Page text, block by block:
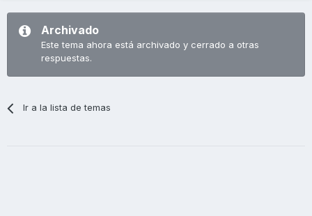
Archivado
Este tema ahora está archivado y cerrado a otras
respuestas.
Ir a la lista de temas